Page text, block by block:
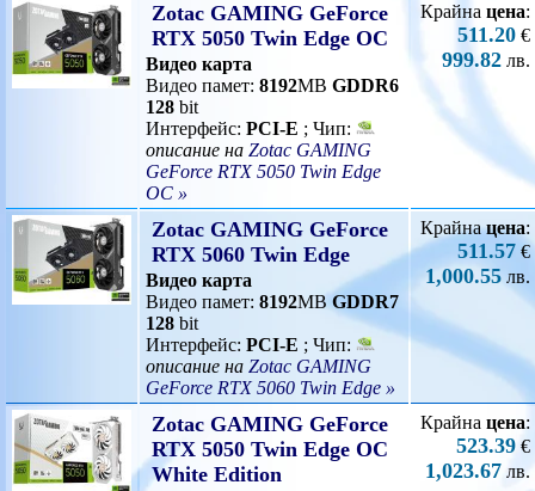
Zotac GAMING GeForce
RTX 5050 Twin Edge OC
Видео карта
Видео памет: 8192MB GDDR6
128 bit
Интерфейс: PCI-E ; Чип:
описание на Zotac GAMING
GeForce RTX 5050 Twin Edge
OC »
Крайна цена:
511.20 €
999.82 лв.
Zotac GAMING GeForce
RTX 5060 Twin Edge
Видео карта
Видео памет: 8192MB GDDR7
128 bit
Интерфейс: PCI-E ; Чип:
описание на Zotac GAMING
GeForce RTX 5060 Twin Edge »
Крайнацена:
511.57 €
1,000.55 лв.
Zotac GAMING GeForce
RTX 5050 Twin Edge OC
White Edition
Крайна цена:
523.39 €
1,023.67 лв.